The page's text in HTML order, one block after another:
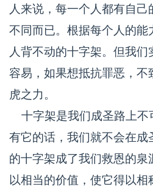
人来说，每一个人都有自
不同而已。根据每个人的能
人背不动的十字架。但我
容易，如果想抵抗罪恶，不
虎之力。
十字架是我们成圣路上不
有它的话，我们就不会在成
的十字架成了我们救恩的泉
以相当的价值，使它得以